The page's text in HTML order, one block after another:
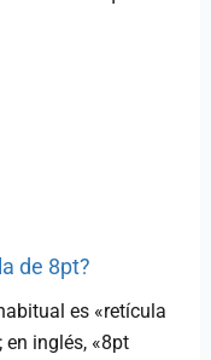
de 8pt?
es «retícula
en inglés, «8pt